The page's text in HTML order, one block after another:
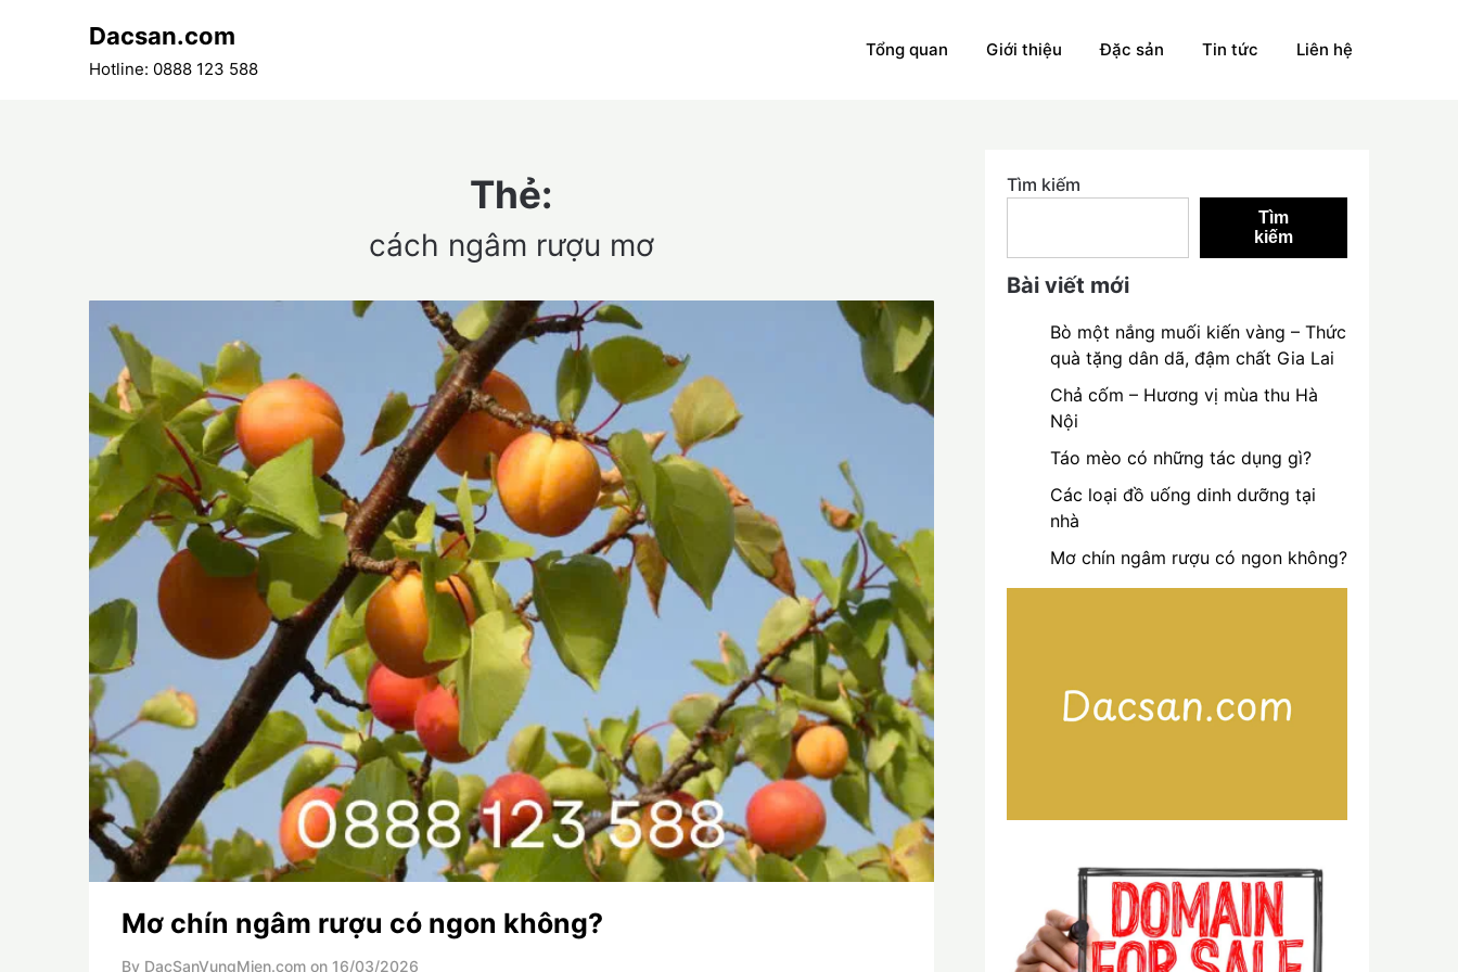
Dacsan.com
Hotline: 0888 123 588
Tổng quan Giới thiệu Đặc sản Tin tức Liên hệ
Thẻ:
cách ngâm rượu mơ
Mơ chín ngâm rượu có ngon không?
By DacSanVungMien.com on 16/03/2026
Tìm kiếm
Tìm
kiếm
Bài viết mới
Bò một nắng muối kiến vàng – Thức
quà tặng dân dã, đậm chất Gia Lai
Chả cốm – Hương vị mùa thu Hà
Nội
Táo mèo có những tác dụng gì?
Các loại đồ uống dinh dưỡng tại
nhà
Mơ chín ngâm rượu có ngon không?